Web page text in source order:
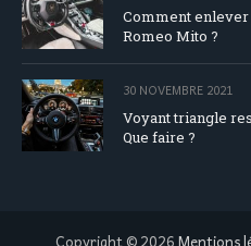
Comment
Romeo Mito ?
30 NOVEMBRE 2021
Voyant triangle
Que faire ?
Copyright © 2026Mentions